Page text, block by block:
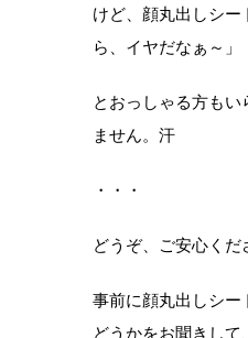
けど、顔丸出しシ
ら、イヤだなぁ～」
とおっしゃる方も
ません。汗
・・・
どうぞ、ご安心くだ
事前に顔丸出しシ
どうかをお聞きし